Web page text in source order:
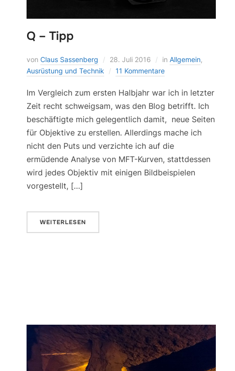
Q – Tipp
von Claus Sassenberg 28. Juli 2016 in Allgemein,
Ausrüstung und Technik
11 Kommentare
Im Vergleich zum ersten Halbjahr war ich in letzter
Zeit recht schweigsam, was den Blog betrifft. Ich
beschäftigte mich gelegentlich damit, neue Seiten
für Objektive zu erstellen. Allerdings mache ich
nicht den Puts und verzichte ich auf die
ermüdende Analyse von MFT-Kurven, stattdessen
wird jedes Objektiv mit einigen Bildbeispielen
vorgestellt, […]
WEITERLESEN